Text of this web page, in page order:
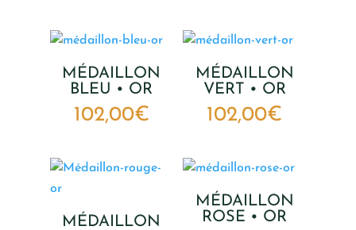
MÉDAILLON
BLEU • OR
102,00€
MÉDAILLON
VERT • OR
102,00€
MÉDAILLON
MÉDAILLON
ROSE • OR